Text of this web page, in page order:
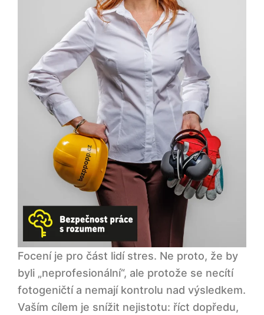
Focení je pro část lidí stres. Ne proto, že by
byli „neprofesionální“, ale protože se necítí
fotogeničtí a nemají kontrolu nad výsledkem.
Vaším cílem je snížit nejistotu: říct dopředu,